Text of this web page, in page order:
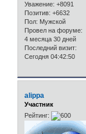
Уважение: +8091
Позитив: +6632
Пол: Мужской
Провел на форуме:
4 месяца 30 дней
Последний визит:
Сегодня 04:42:50
alippa
Участник
Рейтинг: